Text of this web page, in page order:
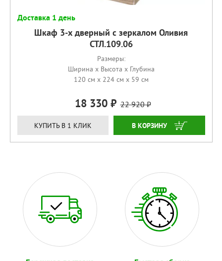
Доставка 1 день
Шкаф 3-х дверный с зеркалом Оливия
СТЛ.109.06
Размеры:
Ширина x Высота x Глубина
120 см x 224 см x 59 см
18 330 22 920
КУПИТЬ В 1 КЛИК КУПИТЬ